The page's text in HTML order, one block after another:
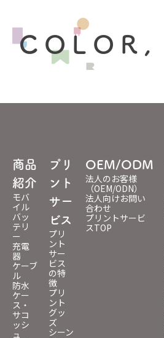
商品
紹介
モバ
イル
バッ
テリ
ー
充電
器
ケーブ
ル
防水
ケー
ス・
サコ
ッシ
ュ
プリ
ント
サー
ビス
プリ
ント
サー
ビス
の特
徴
プリ
ント
グッ
ズ
シーン
OEM/ODM
法人のお客様
（OEM/ODN）
法人向けお問い
合わせ
プリントサービ
スTOP